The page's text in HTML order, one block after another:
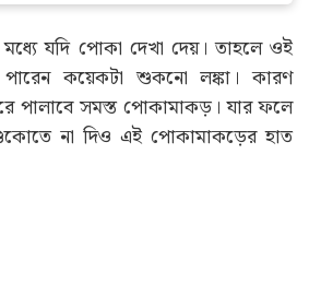
যদি পোকা দেখা দেয়। তাহলে ওই
কয়েকটা শুকনো লঙ্কা। কারণ
পালাবে সমস্ত পোকামাকড়। যার ফলে
না দিও এই পোকামাকড়ের হাত